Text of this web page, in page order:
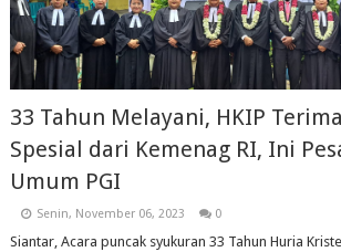
33 Tahun Melayani, HKIP
Spesial dari Kemenag RI, Ini
Umum PGI
Senin, November 06, 2023 0
Siantar, Acara puncak syukuran 33 Tahun Huria